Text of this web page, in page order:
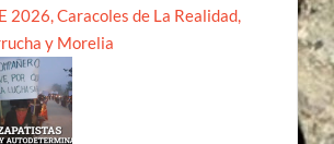
2026, Caracoles de La Realidad,
y Morelia